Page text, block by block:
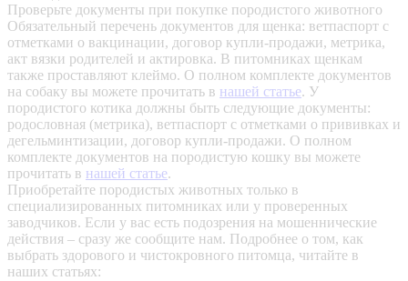
Проверьте документы при покупке породистого животного
Обязательный перечень документов для щенка: ветпаспорт с
отметками о вакцинации, договор купли-продажи, метрика,
акт вязки родителей и актировка. В питомниках щенкам
также проставляют клеймо. О полном комплекте документов
на собаку вы можете прочитать в нашей статье. У
породистого котика должны быть следующие документы:
родословная (метрика), ветпаспорт с отметками о прививках и
дегельминтизации, договор купли-продажи. О полном
комплекте документов на породистую кошку вы можете
прочитать в нашей статье.
Приобретайте породистых животных только в
специализированных питомниках или у проверенных
заводчиков. Если у вас есть подозрения на мошеннические
действия – сразу же сообщите нам. Подробнее о том, как
выбрать здорового и чистокровного питомца, читайте в
наших статьях: